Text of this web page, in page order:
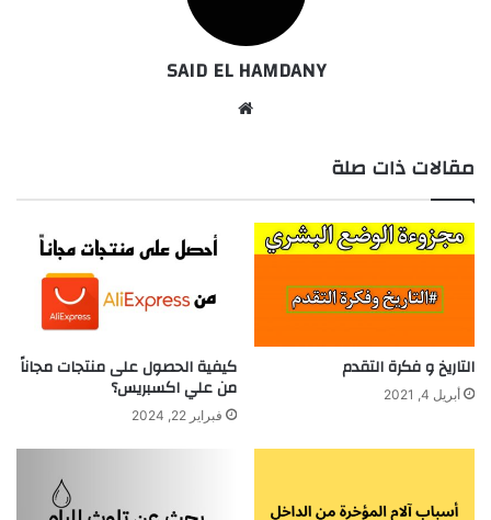
SAID EL HAMDANY
مقالات ذات صلة
التاريخ و فكرة التقدم
أبريل 4, 2021
كيفية الحصول على منتجات مجاناً
من علي اكسبريس؟
فبراير 22, 2024